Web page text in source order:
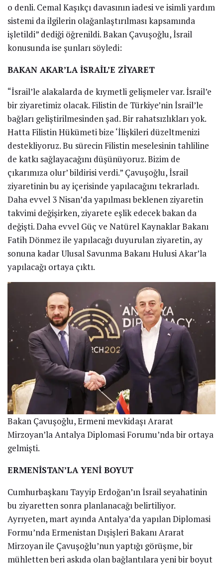
o denli. Cemal Kaşıkçı davasının iadesi ve isimli yardım
sistemi da ilgilerin olağanlaştırılması kapsamında
işletildi” dediği öğrenildi. Bakan Çavuşoğlu, İsrail
konusunda ise şunları söyledi:
BAKAN AKAR’LA İSRAİL’E ZİYARET
“İsrail’le alakalarda de kıymetli gelişmeler var. İsrail’e
bir ziyaretimiz olacak. Filistin de Türkiye’nin İsrail’le
bağları geliştirilmesinden şad. Bir rahatsızlıkları yok.
Hatta Filistin Hükümeti bize ‘İlişkileri düzeltmenizi
destekliyoruz. Bu sürecin Filistin meselesinin tahliline
de katkı sağlayacağını düşünüyoruz. Bizim de
çıkarımıza olur’ bildirisi verdi.” Çavuşoğlu, İsrail
ziyaretinin bu ay içerisinde yapılacağını tekrarladı.
Daha evvel 3 Nisan’da yapılması beklenen ziyaretin
takvimi değişirken, ziyarete eşlik edecek bakan da
değişti. Daha evvel Güç ve Natürel Kaynaklar Bakanı
Fatih Dönmez ile yapılacağı duyurulan ziyaretin, ay
sonuna kadar Ulusal Savunma Bakanı Hulusi Akar’la
yapılacağı ortaya çıktı.
Bakan Çavuşoğlu, Ermeni mevkidaşı Ararat
Mirzoyan’la Antalya Diplomasi Forumu’nda bir ortaya
gelmişti.
ERMENİSTAN’LA YENİ BOYUT
Cumhurbaşkanı Tayyip Erdoğan’ın İsrail seyahatinin
bu ziyaretten sonra planlanacağı belirtiliyor.
Ayrıyeten, mart ayında Antalya’da yapılan Diplomasi
Formu’nda Ermenistan Dışişleri Bakanı Ararat
Mirzoyan ile Çavuşoğlu’nun yaptığı görüşme, bir
mühletten beri askıda olan bağlantılara yeni bir boyut